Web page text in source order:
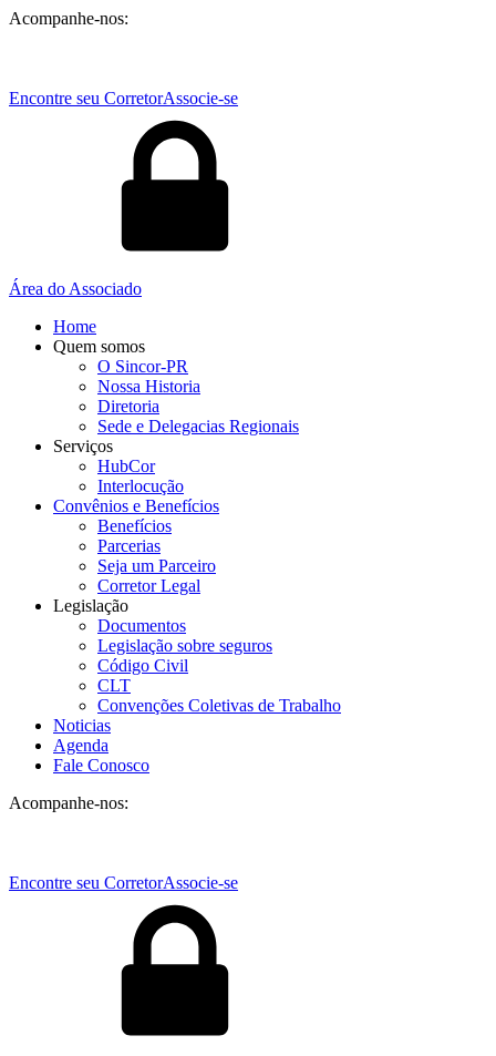
Acompanhe-nos:
Encontre seu CorretorAssocie-se
Área do Associado
Home
Quem somos
O Sincor-PR
Nossa Historia
Diretoria
Sede e Delegacias Regionais
Serviços
HubCor
Interlocução
Convênios e Benefícios
Benefícios
Parcerias
Seja um Parceiro
Corretor Legal
Legislação
Documentos
Legislação sobre seguros
Código Civil
CLT
Convenções Coletivas de Trabalho
Noticias
Agenda
Fale Conosco
Acompanhe-nos:
Encontre seu CorretorAssocie-se